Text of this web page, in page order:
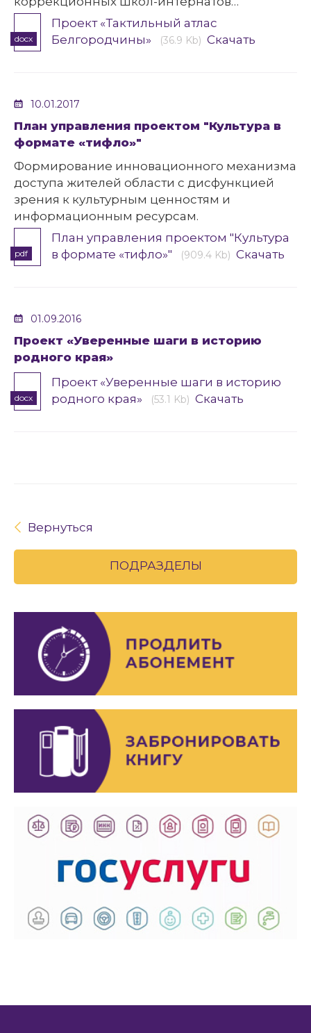
Белгородской области к локальной истории
и культуре.
docx
Проект «Тактильный атлас
Белгородчины»
(36.9 Kb) Скачать
10.01.2017
План управления проектом "Культура в
формате «тифло»"
Формирование инновационного механизма
доступа жителей области с дисфункцией
зрения к культурным ценностям и
информационным ресурсам.
pdf
План управления проектом "Культура
в формате «тифло»"
(909.4 Kb) Скачать
01.09.2016
Проект «Уверенные шаги в историю
родного края»
docx
Проект «Уверенные шаги в историю
родного края»
(53.1 Kb) Скачать
Вернуться
ПОДРАЗДЕЛЫ